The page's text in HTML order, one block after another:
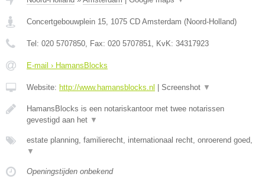
Concertgebouwplein 15, 1075 CD Amsterdam (Noord-Holland)
Tel: 020 5707850, Fax: 020 5707851, KvK: 34317923
E-mail › HamansBlocks
Website: http://www.hamansblocks.nl Screenshot ▼
HamansBlocks is een notariskantoor met twee notarissen
gevestigd aan het ▼
estate planning, familierecht, internationaal recht, onroerend goed,
▼
Openingstijden onbekend